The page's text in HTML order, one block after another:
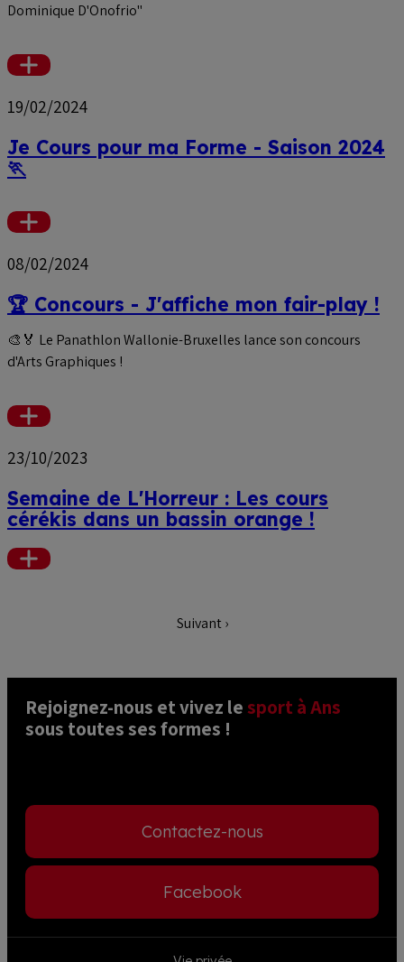
Dominique D'Onofrio"
Voir
plus
19/02/2024
Je Cours pour ma Forme - Saison 2024
🏃
Voir
plus
08/02/2024
🏆 Concours - J'affiche mon fair-play !
🎨🏅 Le Panathlon Wallonie-Bruxelles lance son concours
d'Arts Graphiques !
Voir
plus
23/10/2023
Semaine de L'Horreur : Les cours
cérékis dans un bassin orange !
Voir
Page
Suivant ›
Rejoignez-nous et vivez le sport à Ans
sous toutes ses formes !
Contactez-nous
Facebook
Footer